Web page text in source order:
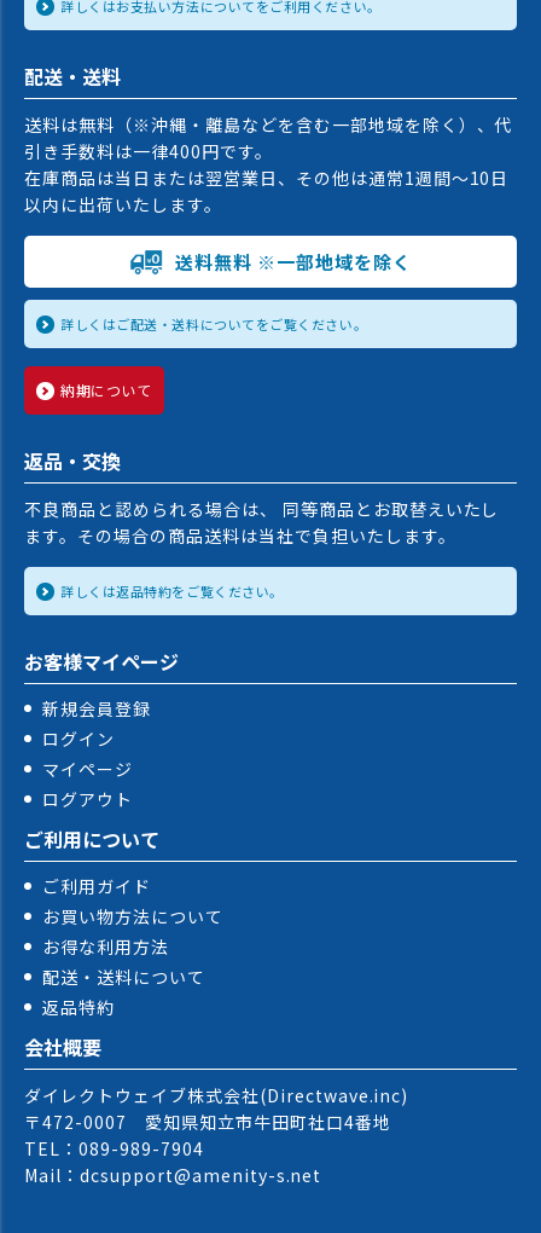
詳しくはお支払い方法についてをご利用ください。
配送・送料
送料は無料（※沖縄・離島などを含む一部地域を除く）、代
引き手数料は一律400円です。
在庫商品は当日または翌営業日、その他は通常1週間〜10日
以内に出荷いたします。
送料無料 ※一部地域を除く
詳しくはご配送・送料についてをご覧ください。
納期について
返品・交換
不良商品と認められる場合は、 同等商品とお取替えいたし
ます。その場合の商品送料は当社で負担いたします。
詳しくは返品特約をご覧ください。
お客様マイページ
新規会員登録
ログイン
マイページ
ログアウト
ご利用について
ご利用ガイド
お買い物方法について
お得な利用方法
配送・送料について
返品特約
会社概要
ダイレクトウェイブ株式会社(Directwave.inc)
〒472-0007 愛知県知立市牛田町社口4番地
TEL：089-989-7904
Mail：dcsupport@amenity-s.net